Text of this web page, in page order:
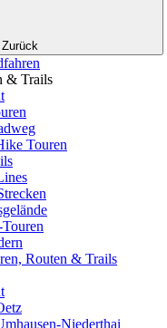
Zurück
& Trails
Touren
Routen & Trails
Niederthai